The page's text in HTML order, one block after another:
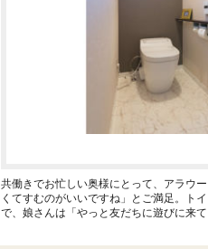
共働きでお忙しい奥様にとって、アラウ
くてすむのがいいですね」とご満足。ト
で、娘さんは「やっと友だちに遊びに来